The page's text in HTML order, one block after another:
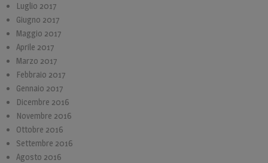
Luglio 2017
Giugno 2017
Maggio 2017
Aprile 2017
Marzo 2017
Febbraio 2017
Gennaio 2017
Dicembre 2016
Novembre 2016
Ottobre 2016
Settembre 2016
Agosto 2016